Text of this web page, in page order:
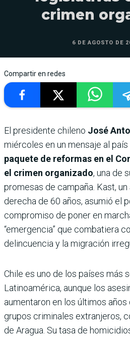
crimen
6 DE AGOSTO DE
Compartir en redes
El presidente chileno José
miércoles en un mensaje al
paquete de reformas en el
el crimen organizado, una de
promesas de campaña. Kast,
derecha de 60 años, asumió el
compromiso de poner en
“emergencia” que combatiera
delincuencia y la migración
Chile es uno de los países más
Latinoamérica, aunque los
aumentaron en los últimos años
grupos criminales extranjeros,
de Aragua. Su tasa de